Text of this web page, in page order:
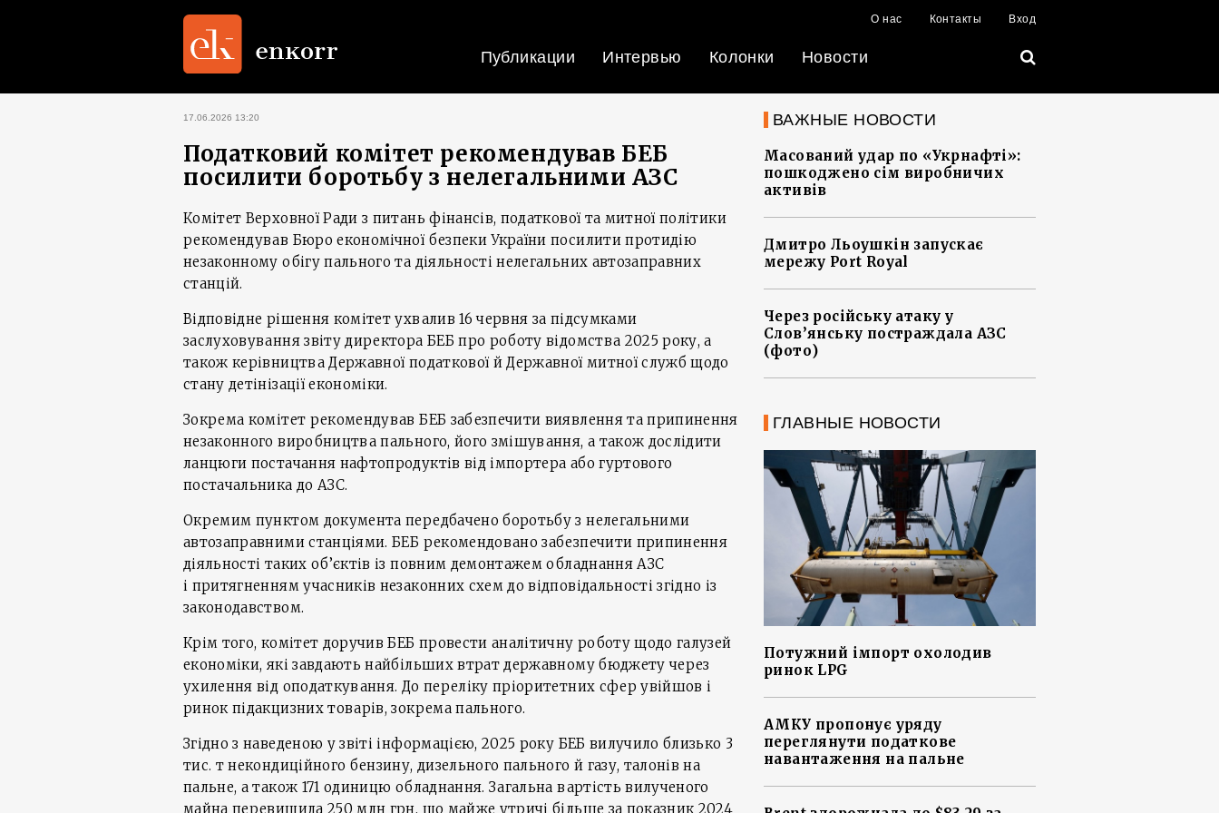
О нас Контакты Вход
Публикации Интервью Колонки Новости
17.06.2026 13:20
Податковий комітет рекомендував БЕБ
посилити боротьбу з нелегальними АЗС
Комітет Верховної Ради з питань фінансів, податкової та митної політики
рекомендував Бюро економічної безпеки України посилити протидію
незаконному обігу пального та діяльності нелегальних автозаправних
станцій.
Відповідне рішення комітет ухвалив 16 червня за підсумками
заслуховування звіту директора БЕБ про роботу відомства 2025 року, а
також керівництва Державної податкової й Державної митної служб щодо
стану детінізації економіки.
Зокрема комітет рекомендував БЕБ забезпечити виявлення та припинення
незаконного виробництва пального, його змішування, а також дослідити
ланцюги постачання нафтопродуктів від імпортера або гуртового
постачальника до АЗС.
Окремим пунктом документа передбачено боротьбу з нелегальними
автозаправними станціями. БЕБ рекомендовано забезпечити припинення
діяльності таких об’єктів із повним демонтажем обладнання АЗС
і притягненням учасників незаконних схем до відповідальності згідно із
законодавством.
Крім того, комітет доручив БЕБ провести аналітичну роботу щодо галузей
економіки, які завдають найбільших втрат державному бюджету через
ухилення від оподаткування. До переліку пріоритетних сфер увійшов і
ринок підакцизних товарів, зокрема пального.
Згідно з наведеною у звіті інформацією, 2025 року БЕБ вилучило близько 3
тис. т некондиційного бензину, дизельного пального й газу, талонів на
пальне, а також 171 одиницю обладнання. Загальна вартість вилученого
майна перевищила 250 млн грн, що майже утричі більше за показник 2024
ВАЖНЫЕ НОВОСТИ
Масований удар по «Укрнафті»:
пошкоджено сім виробничих
активів
Дмитро Льоушкін запускає
мережу Port Royal
Через російську атаку у
Слов’янську постраждала АЗС
(фото)
ГЛАВНЫЕ НОВОСТИ
Потужний імпорт охолодив
ринок LPG
АМКУ пропонує уряду
переглянути податкове
навантаження на пальне